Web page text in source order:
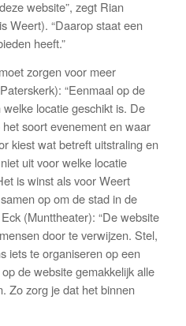
website”, zegt Rian
Weert). “Daarop staat een
heeft.”
zorgen voor meer
“Eenmaal op de
locatie geschikt is. De
soort evenement en waar
kiest wat betreft uitstraling en
uit voor welke locatie
is winst als voor Weert
op om de stad in de
(Munttheater): “De website
door te verwijzen. Stel,
iets te organiseren op een
de website gemakkelijk alle
Zo zorg je dat het binnen